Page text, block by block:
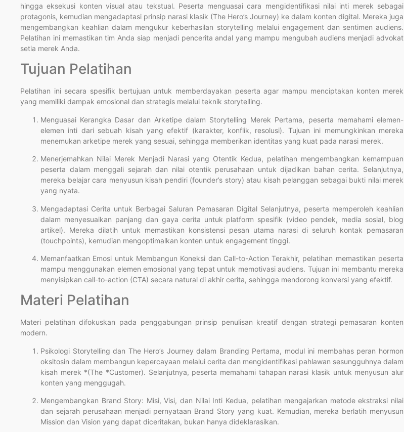
hingga eksekusi konten visual atau tekstual. Peserta menguasai cara mengidentifikasi nilai inti merek sebagai
protagonis, kemudian mengadaptasi prinsip narasi klasik (The Hero’s Journey) ke dalam konten digital. Mereka juga
mengembangkan keahlian dalam mengukur keberhasilan storytelling melalui engagement dan sentimen audiens.
Pelatihan ini memastikan tim Anda siap menjadi pencerita andal yang mampu mengubah audiens menjadi advokat
setia merek Anda.
Tujuan Pelatihan
Pelatihan ini secara spesifik bertujuan untuk memberdayakan peserta agar mampu menciptakan konten merek
yang memiliki dampak emosional dan strategis melalui teknik storytelling.
Menguasai Kerangka Dasar dan Arketipe dalam Storytelling Merek Pertama, peserta memahami elemen-
elemen inti dari sebuah kisah yang efektif (karakter, konflik, resolusi). Tujuan ini memungkinkan mereka
menemukan arketipe merek yang sesuai, sehingga memberikan identitas yang kuat pada narasi merek.
Menerjemahkan Nilai Merek Menjadi Narasi yang Otentik Kedua, pelatihan mengembangkan kemampuan
peserta dalam menggali sejarah dan nilai otentik perusahaan untuk dijadikan bahan cerita. Selanjutnya,
mereka belajar cara menyusun kisah pendiri (founder’s story) atau kisah pelanggan sebagai bukti nilai merek
yang nyata.
Mengadaptasi Cerita untuk Berbagai Saluran Pemasaran Digital Selanjutnya, peserta memperoleh keahlian
dalam menyesuaikan panjang dan gaya cerita untuk platform spesifik (video pendek, media sosial, blog
artikel). Mereka dilatih untuk memastikan konsistensi pesan utama narasi di seluruh kontak pemasaran
(touchpoints), kemudian mengoptimalkan konten untuk engagement tinggi.
Memanfaatkan Emosi untuk Membangun Koneksi dan Call-to-Action Terakhir, pelatihan memastikan peserta
mampu menggunakan elemen emosional yang tepat untuk memotivasi audiens. Tujuan ini membantu mereka
menyisipkan call-to-action (CTA) secara natural di akhir cerita, sehingga mendorong konversi yang efektif.
Materi Pelatihan
Materi pelatihan difokuskan pada penggabungan prinsip penulisan kreatif dengan strategi pemasaran konten
modern.
Psikologi Storytelling dan The Hero’s Journey dalam Branding Pertama, modul ini membahas peran hormon
oksitosin dalam membangun kepercayaan melalui cerita dan mengidentifikasi pahlawan sesungguhnya dalam
kisah merek *(The *Customer). Selanjutnya, peserta memahami tahapan narasi klasik untuk menyusun alur
konten yang menggugah.
Mengembangkan Brand Story: Misi, Visi, dan Nilai Inti Kedua, pelatihan mengajarkan metode ekstraksi nilai
dan sejarah perusahaan menjadi pernyataan Brand Story yang kuat. Kemudian, mereka berlatih menyusun
Mission dan Vision yang dapat diceritakan, bukan hanya dideklarasikan.